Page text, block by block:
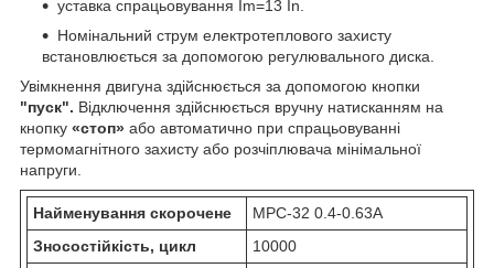
уставка спрацьовування Im=13 In.
Номінальний струм електротеплового захисту
встановлюється за допомогою регулювального диска.
Увімкнення двигуна здійснюється за допомогою кнопки
"пуск". Відключення здійснюється вручну натисканням на
кнопку «стоп» або автоматично при спрацьовуванні
термомагнітного захисту або розчіплювача мінімальної
напруги.
Найменування скорочене
MPC-32 0.4-0.63А
Зносостійкість, цикл
10000